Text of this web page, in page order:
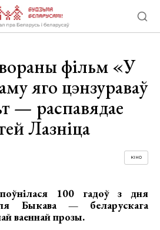
фільм «У
яго цэнзураваў
— распавядае
Лазніца
КІНО
100 гадоў з дня
Быкава — беларускага
ваеннай прозы.